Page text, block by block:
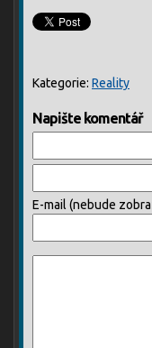
Kategorie: Reality
Napište komentář
E-mail (nebude